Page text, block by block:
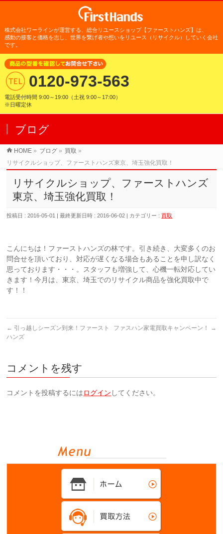
株式会社ワーラインが運営する、総合リユースショップ【ファーストハンズ】は、
感動の接客と価格を志し、世界を繋げ者や想いをリユース（リサイクル）
していく会社
です。
0120-973-563
電話受付時間 9:00～19:00（土祝 9:00～17:00）
※日曜定休
ブログ
HOME » ブログ » 買取 »
リサイクルショップ、ファーストハンズ東京、埼玉強化買取！
リサイクルショップ、ファーストハンズ
東京、埼玉強化買取！
投稿日 : 2016-05-01 最終更新日時 : 2016-06-02 カテゴリー : 買取
こんにちは！ファーストハンズの林です。引き続き、大変多くのお
問合せを頂いており、対応が遅くなる場合もあることを申し訳なく
思っております・・・。スタッフも増強して、心機一転対応してい
きます！今月は、東京、埼玉でのリサイクル商品を強化買取中で
す！！
← 引っ越しシーズン到来！ファースト
ハンズ
ファスハン家電買取キャンペーン！ →
コメントを残す
コメントを投稿するにはログイン してください。